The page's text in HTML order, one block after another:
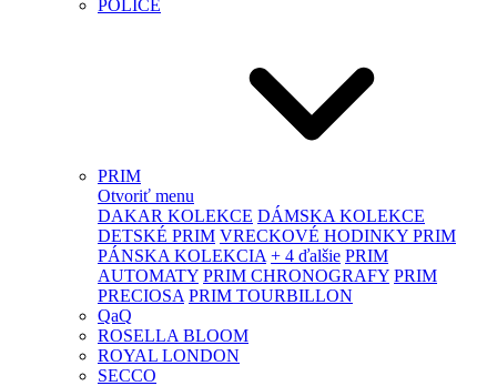
POLICE
PRIM
Otvoriť menu
DAKAR KOLEKCE DÁMSKA KOLEKCE
DETSKÉ PRIM VRECKOVÉ HODINKY PRIM
PÁNSKA KOLEKCIA + 4 ďalšie PRIM
AUTOMATY PRIM CHRONOGRAFY PRIM
PRECIOSA PRIM TOURBILLON
QaQ
ROSELLA BLOOM
ROYAL LONDON
SECCO